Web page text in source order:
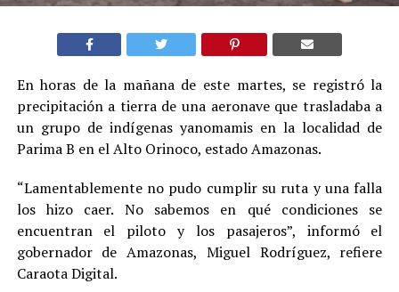
En horas de la mañana de este martes, se registró la
precipitación a tierra de una aeronave que trasladaba a
un grupo de indígenas yanomamis en la localidad de
Parima B en el Alto Orinoco, estado Amazonas.
“Lamentablemente no pudo cumplir su ruta y una falla
los hizo caer. No sabemos en qué condiciones se
encuentran el piloto y los pasajeros”, informó el
gobernador de Amazonas, Miguel Rodríguez, refiere
Caraota Digital.